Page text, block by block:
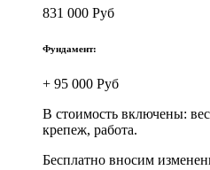
831 000 Руб
Фундамент:
+ 95 000 Руб
В стоимость включены:
крепеж, работа.
Бесплатно вносим